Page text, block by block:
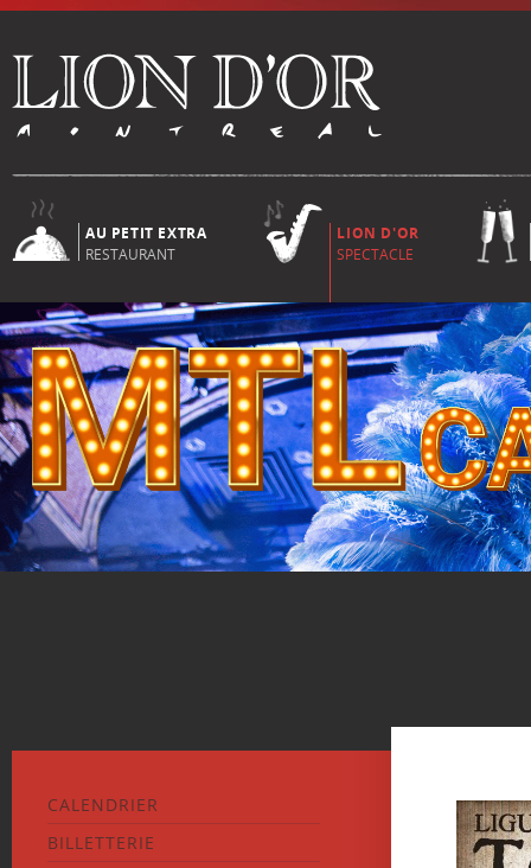
AU PETIT EXTRA
RESTAURANT
LION D'OR
SPECTACLE
CALENDRIER
BILLETTERIE